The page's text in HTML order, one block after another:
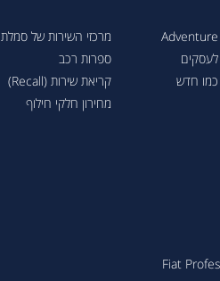
חדש
מרכזי השירות של סמלת
ספרות רכב
קריאת שירות (Recall)
מחירון חלקי חילוף
Fiat